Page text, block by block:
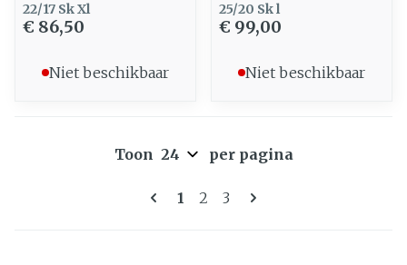
22/17 Sk Xl
€ 86,50
Niet beschikbaar
25/20 Sk l
€ 99,00
Niet beschikbaar
Pagina's
U lees momenteel pagina
1 Pagina
2 Pagina
3
Toon per pagina